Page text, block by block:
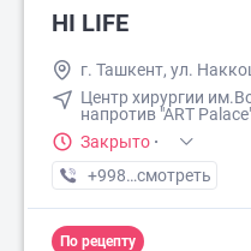
HI LIFE
г. Ташкент, ул.
Центр хирургии
напротив "АRТ
Закрыто ·
+998 (90) XXX-XX-XX
смотреть
По рецепту